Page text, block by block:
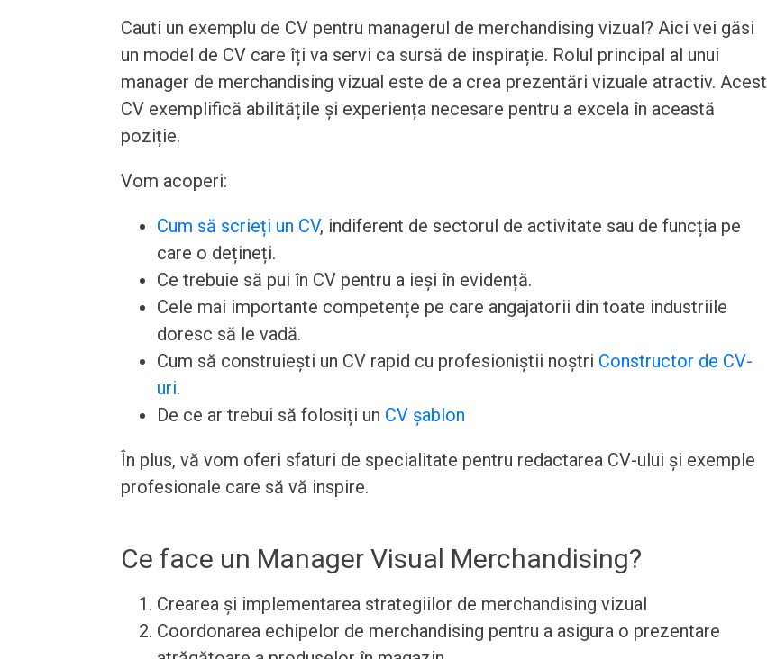
Cauti un exemplu de CV pentru managerul de merchandising vizual? Aici vei găsi
un model de CV care îți va servi ca sursă de inspirație. Rolul principal al unui
manager de merchandising vizual este de a crea prezentări vizuale atractiv. Acest
CV exemplifică abilitățile și experiența necesare pentru a excela în această
poziție.
Vom acoperi:
Cum să scrieți un CV, indiferent de sectorul de activitate sau de funcția pe
care o dețineți.
Ce trebuie să pui în CV pentru a ieși în evidență.
Cele mai importante competențe pe care angajatorii din toate industriile
doresc să le vadă.
Cum să construiești un CV rapid cu profesioniștii noștri Constructor de CV-
uri.
De ce ar trebui să folosiți un CV șablon
În plus, vă vom oferi sfaturi de specialitate pentru redactarea CV-ului și exemple
profesionale care să vă inspire.
Ce face un Manager Visual Merchandising?
Crearea și implementarea strategiilor de merchandising vizual
Coordonarea echipelor de merchandising pentru a asigura o prezentare